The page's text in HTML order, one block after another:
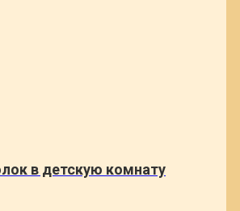
в детскую комнату